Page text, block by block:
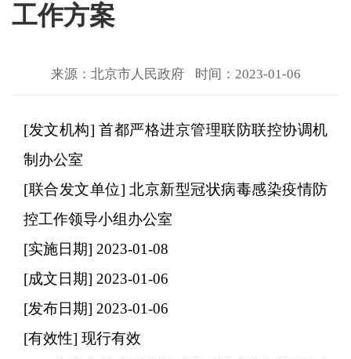
工作方案
来源：北京市人民政府 时间：2023-01-06
[发文机构] 首都严格进京管理联防联控协调机
制办公室
[联合发文单位] 北京新型冠状病毒感染疫情防
控工作领导小组办公室
[实施日期] 2023-01-08
[成文日期] 2023-01-06
[发布日期] 2023-01-06
[有效性] 现行有效